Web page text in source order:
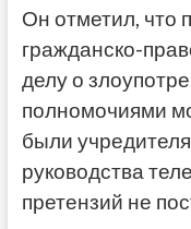
Он отметил, что
гражданско-
делу о
полномочиями
были
руководства
претензий не